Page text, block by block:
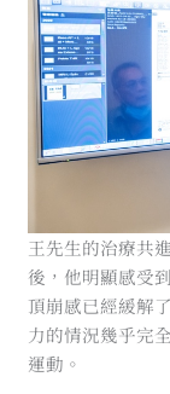
王先生的治療共
後，他明顯感受
頂崩感已經緩解
力的情況幾乎完
運動。